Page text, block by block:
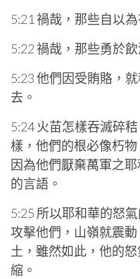
5:21 禍哉，那些自以
5:22 禍哉，那些勇於
5:23 他們因受賄賂，
去。
5:24 火苗怎樣吞滅碎
樣，他們的根必像朽
因為他們厭棄萬軍之
的言語。
5:25 所以耶和華的怒
攻擊他們，山嶺就震
土，雖然如此，他的
縮。